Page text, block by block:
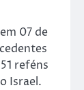
07 de
reféns
Israel.